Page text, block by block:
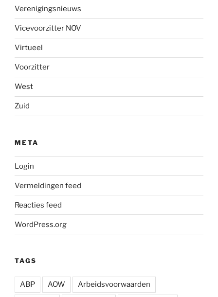
Verenigingsnieuws
Vicevoorzitter NOV
Virtueel
Voorzitter
West
Zuid
META
Login
Vermeldingen feed
Reacties feed
WordPress.org
TAGS
ABP AOW Arbeidsvoorwaarden